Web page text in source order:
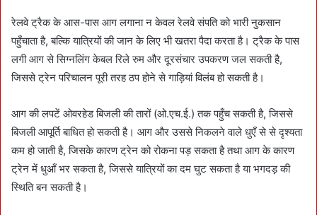
रेलवे ट्रैक के आस-पास आग लगाना न केवल रेलवे संपति को भारी नुकसान
पहुँचाता है, बल्कि यात्रियों की जान के लिए भी खतरा पैदा करता है। ट्रैक के पास
लगी आग से सिग्नलिंग केबल रिले रुम और दूरसंचार उपकरण जल सकती है,
जिससे ट्रेन परिचालन पूरी तरह ठप होने से गाड़ियां विलंब हो सकती है।
आग की लपटें ओवरहेड बिजली की तारों (ओ.एच.ई.) तक पहुँच सकती है, जिससे
बिजली आपूर्ति बाधित हो सकती है। आग और उससे निकलने वाले धुएँ से से दृश्यता
कम हो जाती है, जिसके कारण ट्रेन को रोकना पड़ सकता है तथा आग के कारण
ट्रेन में धुआँ भर सकता है, जिससे यात्रियों का दम घुट सकता है या भगदड़ की
स्थिति बन सकती है।